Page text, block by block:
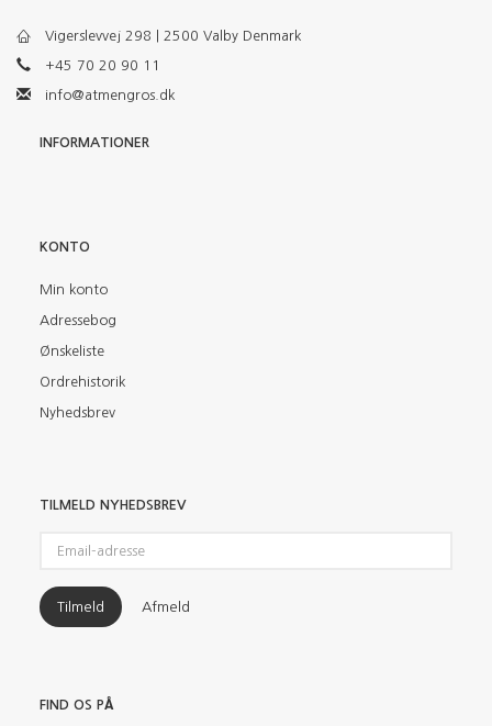
Vigerslevvej 298 | 2500 Valby Denmark
+45 70 20 90 11
info@atmengros.dk
INFORMATIONER
KONTO
Min konto
Adressebog
Ønskeliste
Ordrehistorik
Nyhedsbrev
TILMELD NYHEDSBREV
adresse
Tilmeld Afmeld
FIND OS PÅ